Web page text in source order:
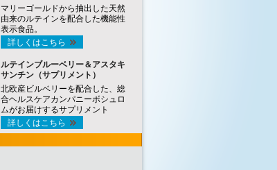
マリーゴールドから抽出した天然
由来のルテインを配合した機能性
表示食品。
詳しくはこちら
ルテインブルーベリー＆アスタキ
サンチン（サプリメント）
北欧産ビルベリーを配合した、総
合ヘルスケアカンパニーボシュロ
ムがお届けするサプリメント
詳しくはこちら